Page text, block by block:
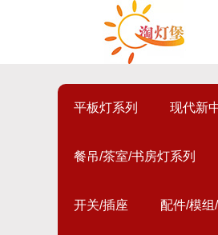
平板灯系列 现代新
餐吊/茶室/书房灯系列
开关/插座 配件/模组